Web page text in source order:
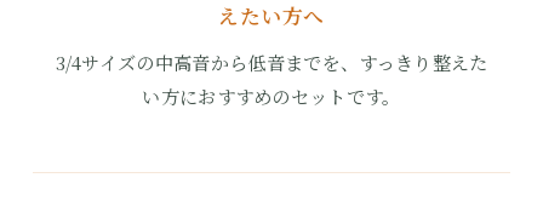
えたい方へ
3/4サイズの中高音から低音までを、すっきり整えた
い方におすすめのセットです。